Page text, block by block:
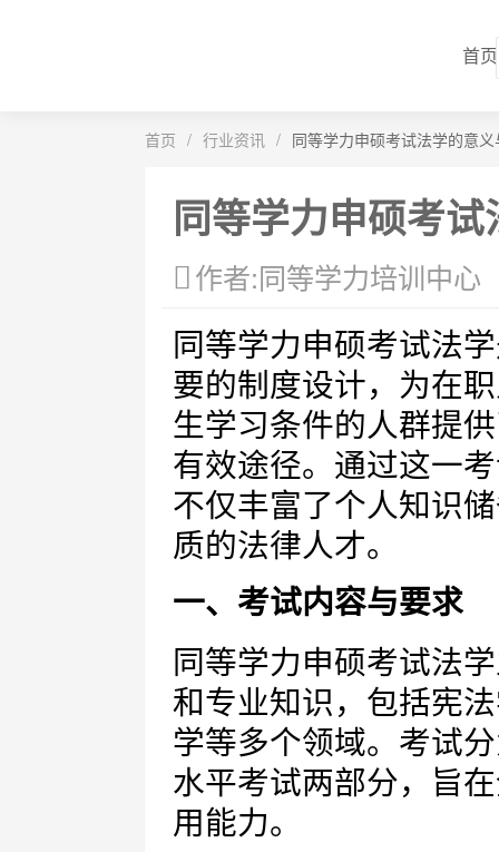
首页
首页 / 行业资讯 / 同等学力申硕考试法学的意
同等学力申硕考
作者:同等学力培训中心
同等学力申硕考试法
要的制度设计，为在
生学习条件的人群提
有效途径。通过这一
不仅丰富了个人知识
质的法律人才。
一、考试内容与要求
同等学力申硕考试法
和专业知识，包括宪
学等多个领域。考试
水平考试两部分，旨
用能力。